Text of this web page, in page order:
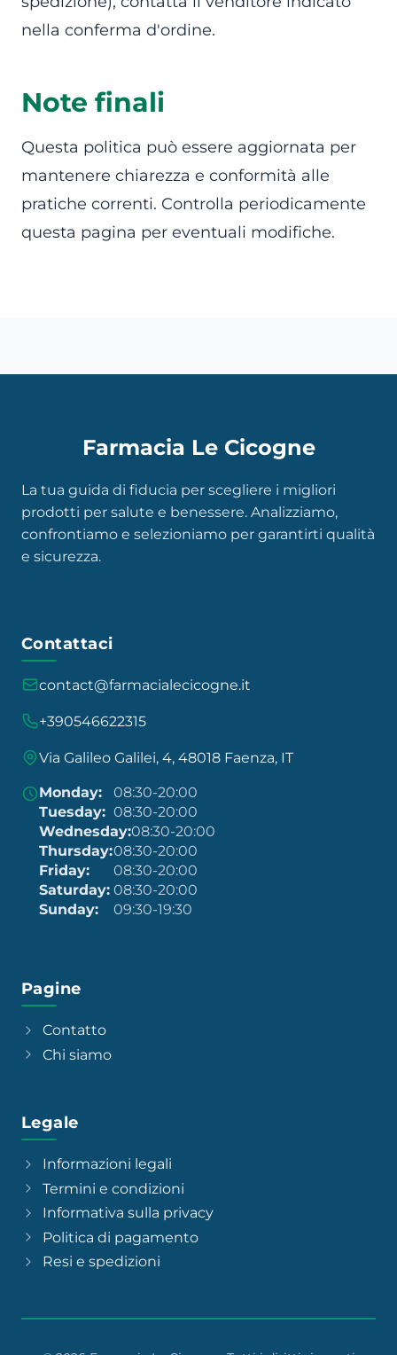
nella conferma d'ordine.
Note finali
Questa politica può essere aggiornata per
mantenere chiarezza e conformità alle
pratiche correnti. Controlla periodicamente
questa pagina per eventuali modifiche.
Farmacia Le Cicogne
La tua guida di fiducia per scegliere i migliori
prodotti per salute e benessere. Analizziamo,
confrontiamo e selezioniamo per garantirti qualità
e sicurezza.
Contattaci
contact@farmacialecicogne.it
+390546622315
Via Galileo Galilei, 4, 48018 Faenza, IT
Monday:
08:30-20:00
Tuesday: 08:30-20:00
Wednesday:08:30-20:00
Thursday:08:30-20:00
Friday:
08:30-20:00
Saturday: 08:30-20:00
Sunday:
09:30-19:30
Pagine
Contatto
Chi siamo
Legale
Informazioni legali
Termini e condizioni
Informativa sulla privacy
Politica di pagamento
Resi e spedizioni